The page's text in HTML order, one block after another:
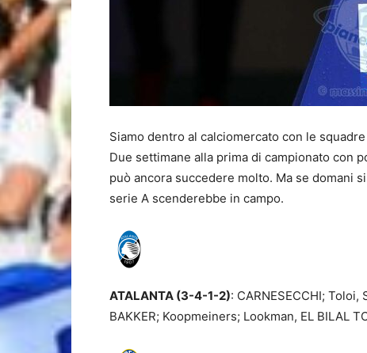
Siamo dentro al calciomercato con le
Due settimane alla prima di campionato con
può ancora succedere molto. Ma se domani
serie A scenderebbe in campo.
ATALANTA (3-4-1-2): CARNESECCHI;
BAKKER; Koopmeiners; Lookman, EL BILAL